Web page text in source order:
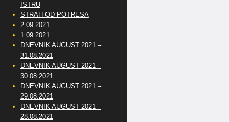
ISTRU
STRAH OD POTRESA
2.09.2021
1.09.2021
DNEVNIK AUGUST 2021 –
31.08.2021
DNEVNIK AUGUST 2021 –
30.08.2021
DNEVNIK AUGUST 2021 –
29.08.2021
DNEVNIK AUGUST 2021 –
28.08.2021